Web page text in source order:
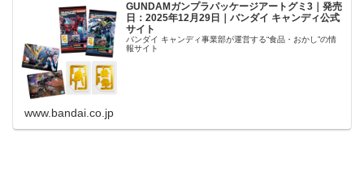
GUNDAMガンプラパッケージアートグミ3｜発売
日：2025年12月29日｜バンダイ キャンディ公式
サイト
バンダイ キャンディ事業部が運営する“食品・おかし”の情
報サイト
www.bandai.co.jp